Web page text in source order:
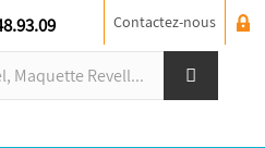
Contactez-nous